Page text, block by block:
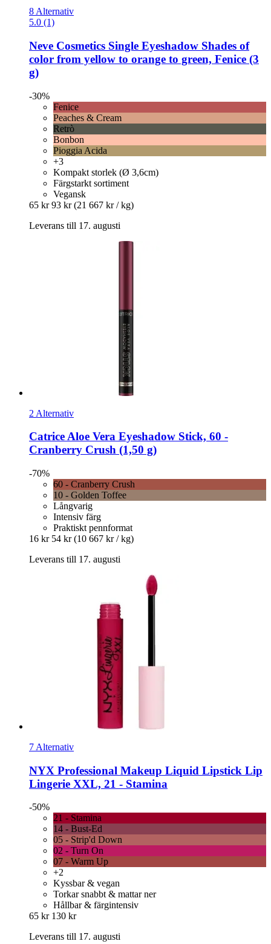
8 Alternativ
5.0 (1)
Neve Cosmetics Single Eyeshadow Shades of
color from yellow to orange to green, Fenice (3
g)
-30%
Fenice
Peaches & Cream
Retrò
Bonbon
Pioggia Acida
+3
Kompakt storlek (Ø 3,6cm)
Färgstarkt sortiment
Vegansk
65 kr 93 kr (21 667 kr / kg)
Leverans till 17. augusti
2 Alternativ
CatriceAloe Vera Eyeshadow Stick, 60 -​
Cranberry Crush (1,50 g)
-70%
60 - Cranberry Crush
10 - Golden Toffee
Långvarig
Intensiv färg
Praktiskt pennformat
16 kr 54 kr (10 667 kr / kg)
Leverans till 17. augusti
7 Alternativ
NYX Professional Makeup Liquid Lipstick Lip
Lingerie XXL, 21 -​ Stamina
-50%
21 - Stamina
14 - Bust-Ed
05 - Strip'd Down
02 - Turn On
07 - Warm Up
+2
Kyssbar & vegan
Torkar snabbt & mattar ner
Hållbar & färgintensiv
65 kr 130 kr
Leverans till 17. augusti